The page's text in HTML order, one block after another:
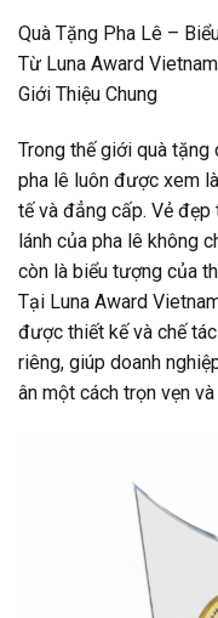
Quà Tặng Pha Lê –
Từ Luna Award Vietnam
Giới Thiệu Chung
Trong thế giới quà tặng
pha lê luôn được xem
tế và đẳng cấp. Vẻ đẹp
lánh của pha lê không
còn là biểu tượng của
Tại Luna Award
được thiết kế và chế
riêng, giúp doanh
ân một cách trọn vẹn